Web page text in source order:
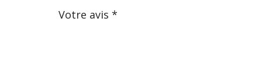
Votre avis *